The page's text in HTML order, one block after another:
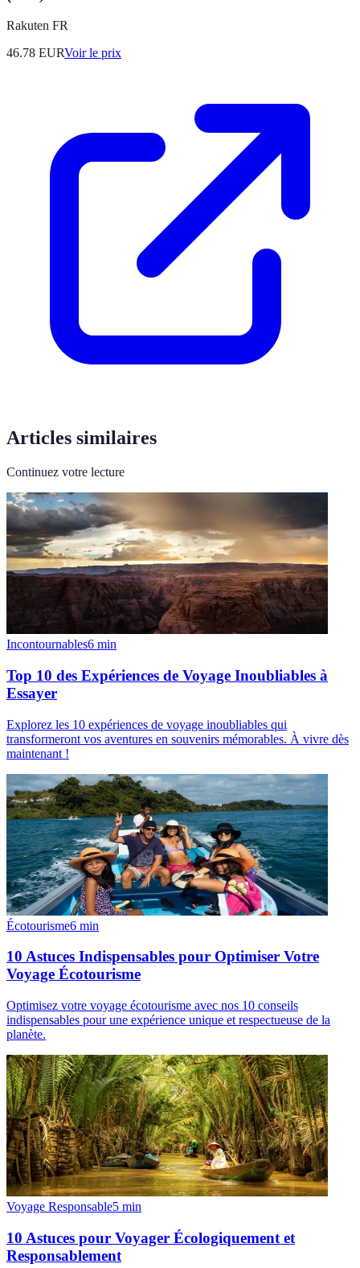
Rakuten FR
46.78 EURVoir le prix
Articles similaires
Continuez votre lecture
Incontournables6 min
Top 10 des Expériences de Voyage Inoubliables à
Essayer
Explorez les 10 expériences de voyage inoubliables qui
transformeront vos aventures en souvenirs mémorables. À vivre dès
maintenant !
Écotourisme6 min
10 Astuces Indispensables pour Optimiser Votre
Voyage Écotourisme
Optimisez votre voyage écotourisme avec nos 10 conseils
indispensables pour une expérience unique et respectueuse de la
planète.
Voyage Responsable5 min
10 Astuces pour Voyager Écologiquement et
Responsablement